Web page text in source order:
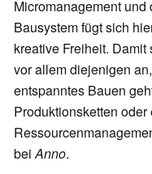
Micromanagement
Bausystem fügt sich
kreative Freiheit.
vor allem diejenigen
entspanntes Bauen
Produktionsketten
beiAnno.